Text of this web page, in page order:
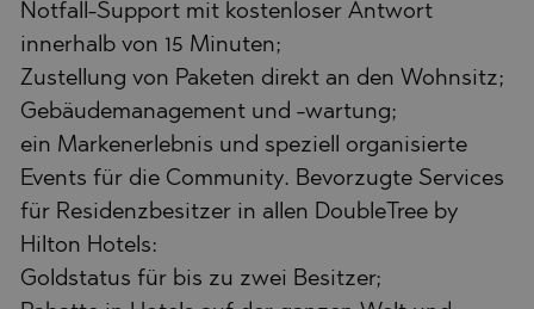
Notfall-Support mit kostenloser Antwort
innerhalb von 15 Minuten;
Zustellung von Paketen direkt an den Wohnsitz;
Gebäudemanagement und -wartung;
ein Markenerlebnis und speziell organisierte
Events für die Community. Bevorzugte Services
für Residenzbesitzer in allen DoubleTree by
Hilton Hotels:
Goldstatus für bis zu zwei Besitzer;